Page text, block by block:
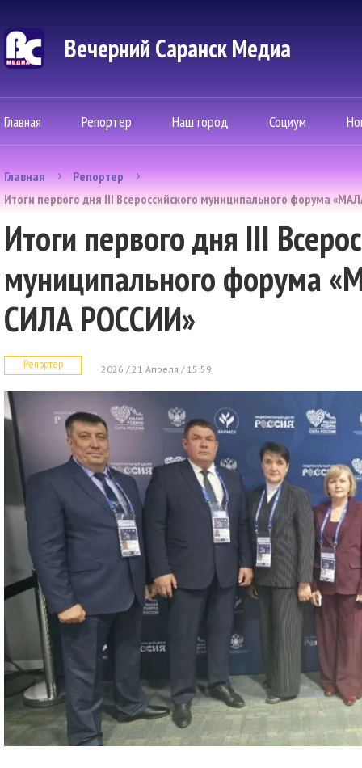
Вечерний Саранск Mедиа
Главная Репортер Наш город Социум
Главная
Репортер
Итоги первого дня III Всероссийского муниципального форума
Итоги первого дня III
муниципального форума
СИЛА РОССИИ»
Репортер 2026 / 21 Апреля / 15:59